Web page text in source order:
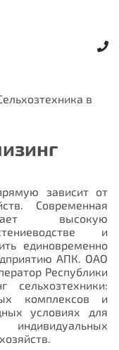
в
зависит от
Современная
высокую
и
единовременно
АПК. ОАО
Республики
сельхозтехники:
комплексов и
условиях для